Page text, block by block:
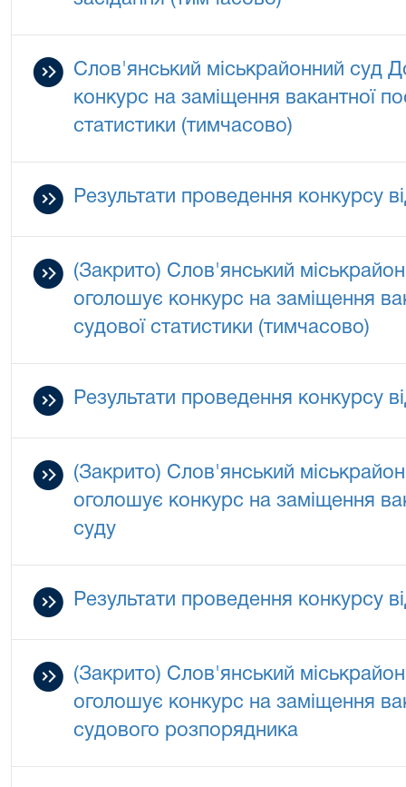
Слов'янський міськрайонний суд
конкурс на заміщення вакантної
статистики (тимчасово)
Результати проведення конкурсу
(Закрито) Слов'янський
оголошує конкурс на заміщення
судової статистики (тимчасово)
Результати проведення конкурсу
(Закрито) Слов'янський
оголошує конкурс на заміщення
суду
Результати проведення конкурсу
(Закрито) Слов'янський
оголошує конкурс на заміщення
судового розпорядника